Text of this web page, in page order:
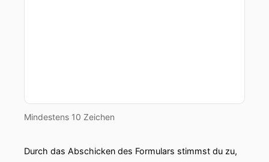
Mindestens 10 Zeichen
Durch das Abschicken des Formulars stimmst du zu,